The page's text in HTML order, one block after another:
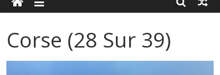
Corse (28 Sur 39)